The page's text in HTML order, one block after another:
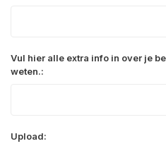
Vul hier alle extra info in over je
weten.:
Upload: